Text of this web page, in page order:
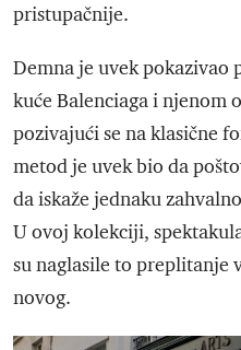
pristupačnije.
Demna je uvek
kuće Balenciaga i njenom
pozivajući se na klasične
metod je uvek bio da
da iskaže jednaku
U ovoj kolekciji,
su naglasile to preplitanje
novog.